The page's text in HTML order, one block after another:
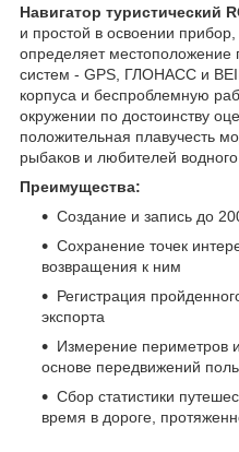
Навигатор туристический
и простой в освоении
определяет местоположение
систем - GPS, ГЛОНАСС и
корпуса и беспроблемную
окружении по достоинству
положительная плавучесть
рыбаков и любителей водного
Преимущества:
Создание и запись до
Сохранение точек
возвращения к ним
Регистрация
экспорта
Измерение периметров
основе передвижений
Сбор статистики
время в дороге,